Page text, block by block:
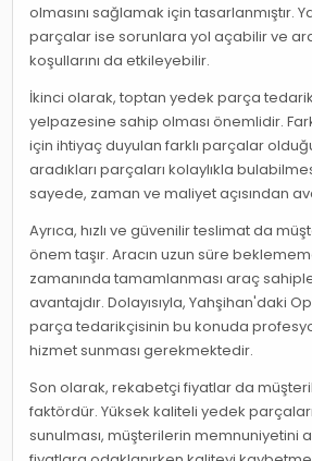
olmasını sağlamak için tasarlanmıştır.
parçalar ise sorunlara yol açabilir ve
koşullarını da etkileyebilir.
İkinci olarak, toptan yedek parça
yelpazesine sahip olması önemlidir.
için ihtiyaç duyulan farklı parçalar
aradıkları parçaları kolaylıkla
sayede, zaman ve maliyet açısından
Ayrıca, hızlı ve güvenilir teslimat da
önem taşır. Aracın uzun süre
zamanında tamamlanması araç
avantajdır. Dolayısıyla, Yahşihan'daki
parça tedarikçisinin bu konuda
hizmet sunması gerekmektedir.
Son olarak, rekabetçi fiyatlar da
faktördür. Yüksek kaliteli yedek
sunulması, müşterilerin memnuniyetini